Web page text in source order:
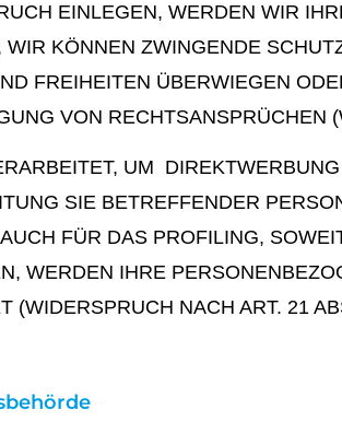
EINLEGEN, WERDEN WIR
KÖNNEN ZWINGENDE
FREIHEITEN ÜBERWIEGEN
VON RECHTSANSPRÜCHEN
UM
SIE BETREFFENDER
FÜR DAS PROFILING,
WERDEN IHRE
(WIDERSPRUCH NACH ART. 21